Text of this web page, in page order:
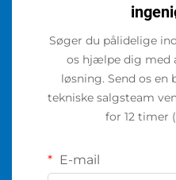
Søger du pålidelige
os hjælpe dig med
løsning. Send os en
tekniske salgsteam
for 12 timer
E-mail